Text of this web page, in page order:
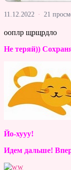
11.12.2022 · 21
ооплр щрщрдло
Не теряй))
Йо-хууу!
Идем дальше!